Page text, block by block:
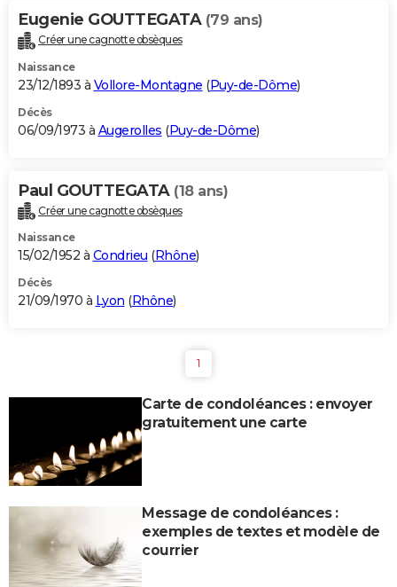
Eugenie GOUTTEGATA (79 ans)
Créer une cagnotte obsèques
Naissance
23/12/1893 à Vollore-Montagne (Puy-de-Dôme)
Décès
06/09/1973 à Augerolles (Puy-de-Dôme)
Paul GOUTTEGATA (18 ans)
Créer une cagnotte obsèques
Naissance
15/02/1952 à Condrieu (Rhône)
Décès
21/09/1970 à Lyon (Rhône)
1
Carte de condoléances : envoyer
gratuitement une carte
Message de condoléances :
exemples de textes et modèle de
courrier